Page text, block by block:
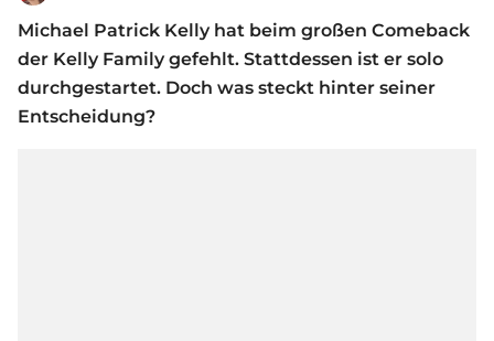
Michael Patrick Kelly hat beim großen Comeback
der Kelly Family gefehlt. Stattdessen ist er solo
durchgestartet. Doch was steckt hinter seiner
Entscheidung?